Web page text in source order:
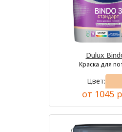
Dulux
Краска для
Цвет:
от 1045